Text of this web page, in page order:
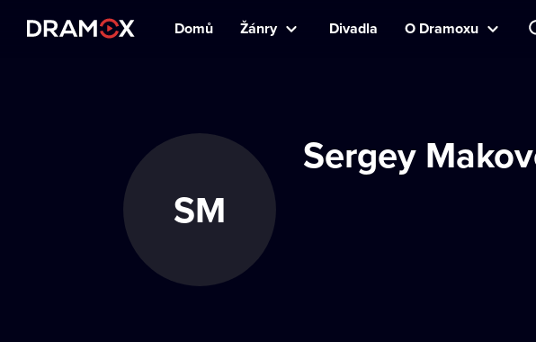
Domů Žánry Divadla O Dramoxu
SM
Sergey